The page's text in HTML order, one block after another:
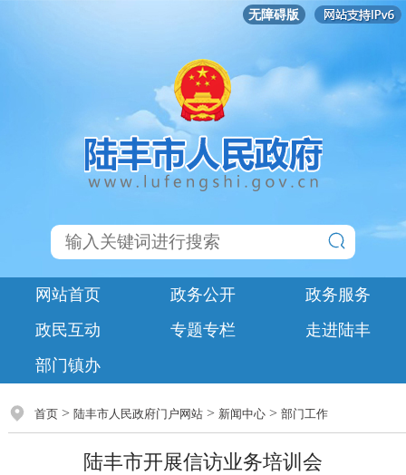
无障碍版
网站首页 政务公开
政务服务
政民互动
专题专栏
走进陆丰
部门镇办
首页> 陆丰市人民政府门户网站> 新闻中心> 部门工作
陆丰市开展信访业务培训会